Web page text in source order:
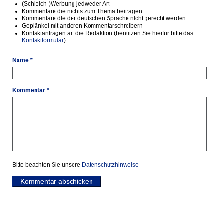
(Schleich-)Werbung jedweder Art
Kommentare die nichts zum Thema beitragen
Kommentare die der deutschen Sprache nicht gerecht werden
Geplänkel mit anderen Kommentarschreibern
Kontaktanfragen an die Redaktion (benutzen Sie hierfür bitte das
Kontaktformular)
Name *
Kommentar *
Bitte beachten Sie unsere Datenschutzhinweise
Kommentar abschicken